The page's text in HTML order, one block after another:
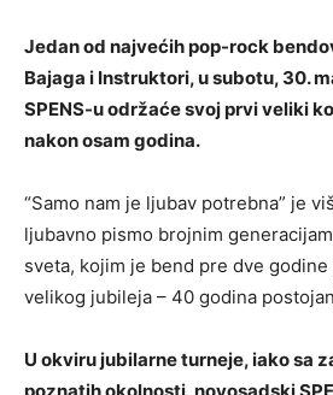
Jedan od najvećih pop-rock
Bajaga i Instruktori, u subotu, 30.
SPENS-u održaće svoj prvi veliki
nakon osam godina.
“Samo nam je ljubav potrebna” je
ljubavno pismo brojnim
sveta, kojim je bend pre dve
velikog jubileja – 40 godina
U okviru jubilarne turneje, iako sa